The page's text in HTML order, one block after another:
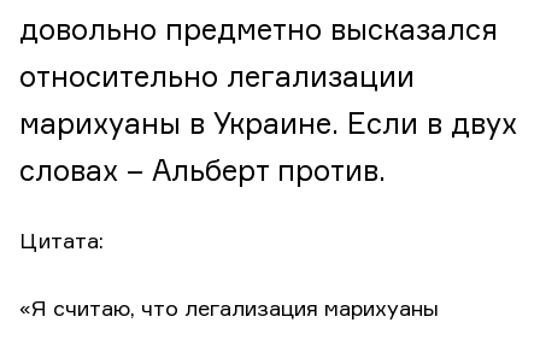
довольно предметно высказался
относительно легализации
марихуаны в Украине. Если в двух
словах – Альберт против.
Цитата:
«Я считаю, что легализация марихуаны